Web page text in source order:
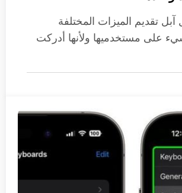
آبل تقديم الميزات المختلفة
على مستخدميها ولأنها أدركت